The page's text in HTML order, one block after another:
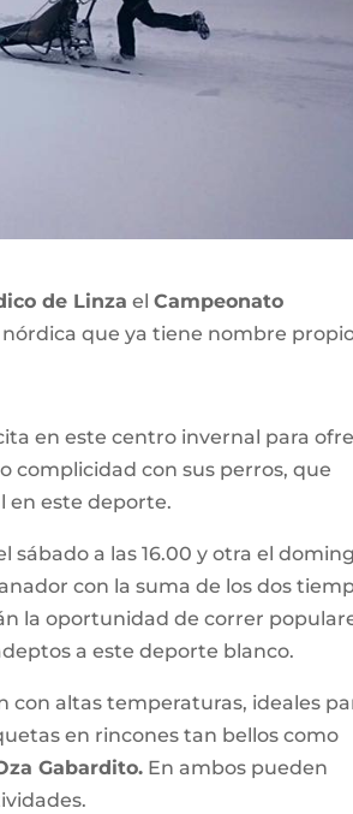
de Linza elCampeonato
que ya tiene nombre
en este centro invernal para
complicidad con sus perros, que
en este deporte.
sábado a las 16.00 y otra el
con la suma de los dos
la oportunidad de correr
a este deporte blanco.
con altas temperaturas, ideales
en rincones tan bellos como
Gabardito. En ambos pueden